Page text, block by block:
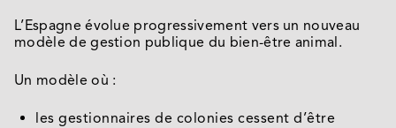
L’Espagne évolue progressivement vers un nouveau
modèle de gestion publique du bien-être animal.
Un modèle où :
les gestionnaires de colonies cessent d’être